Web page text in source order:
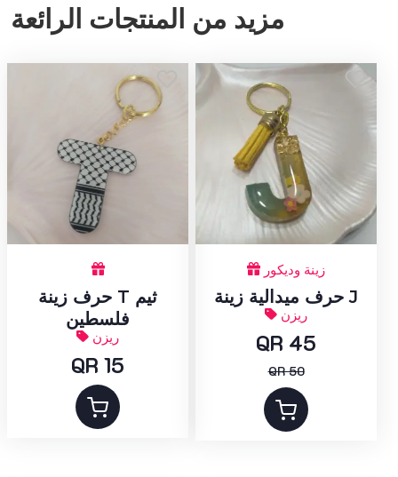
مزيد من المنتجات الرائعة
حرف زينة T ثيم
فلسطين
ريزن
QR 15
زينة وديكور
حرف ميدالية زينة J
ريزن
QR 45
QR 50